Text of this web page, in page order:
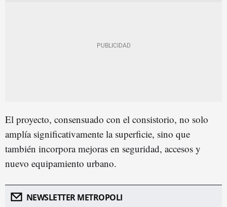
El proyecto, consensuado con el consistorio, no solo
amplía significativamente la superficie, sino que
también incorpora mejoras en seguridad, accesos y
nuevo equipamiento urbano.
NEWSLETTER METROPOLI